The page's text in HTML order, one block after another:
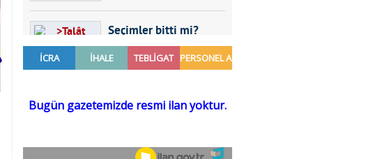
Seçimler bitti mi?
Talât Yörük
Sezgin MADRAN